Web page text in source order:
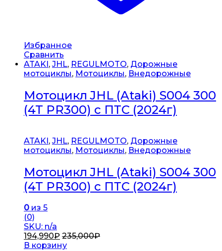
Избранное
Сравнить
ATAKI, JHL, REGULMOTO, Дорожные
мотоциклы, Мотоциклы, Внедорожные
Мотоцикл JHL (Ataki) S004 300
(4T PR300) с ПТС (2024г)
ATAKI, JHL, REGULMOTO, Дорожные
мотоциклы, Мотоциклы, Внедорожные
Мотоцикл JHL (Ataki) S004 300
(4T PR300) с ПТС (2024г)
0 из 5
(0)
SKU: n/a
194,990₽ 235,000₽
В корзину